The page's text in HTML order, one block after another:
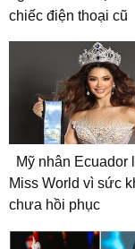
chiếc điện thoại cũ
Mỹ nhân Ecuador
Miss World vì sức
chưa hồi phục